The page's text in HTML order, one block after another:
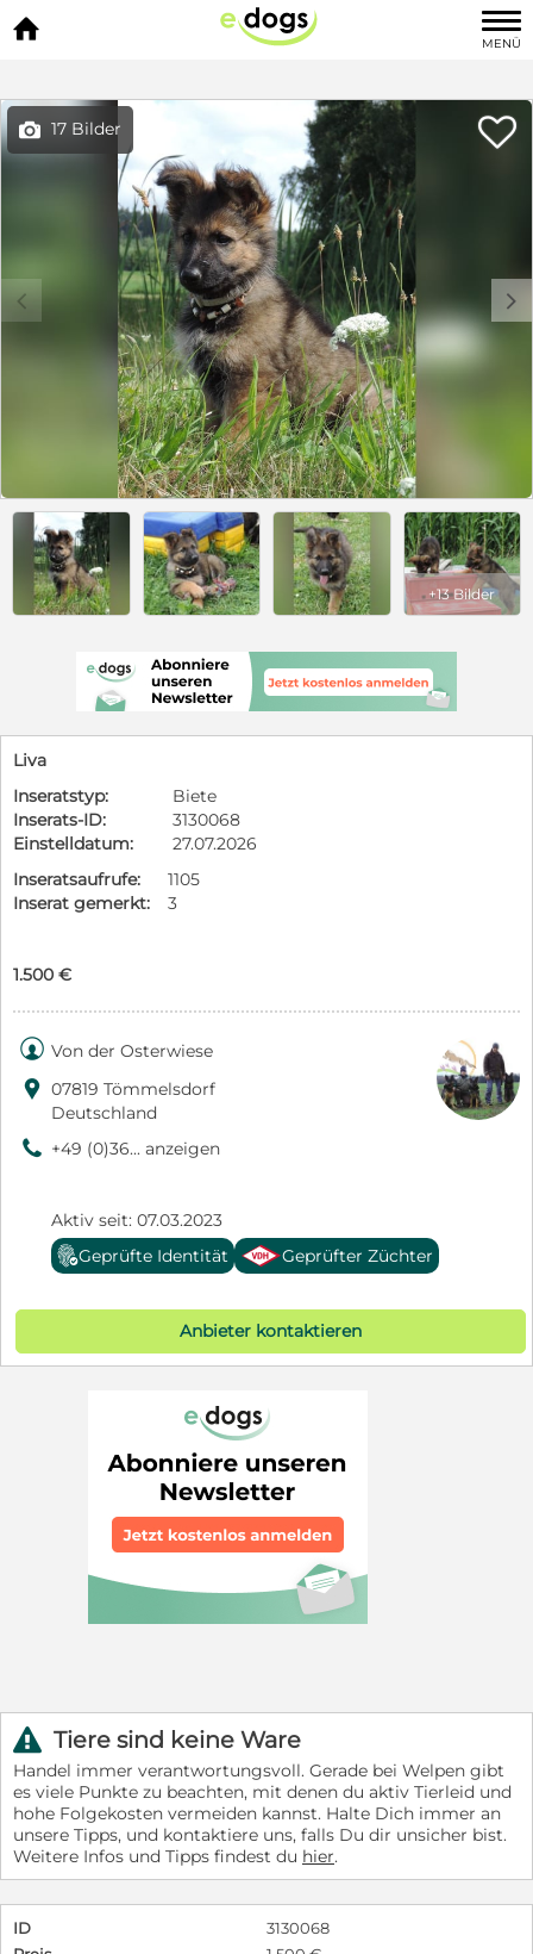

MENÜ
 17 Bilder 
c d
+13 Bilder
Liva
Inseratstyp:
Biete
Inserats-ID:
3130068
Einstelldatum:
27.07.2026
Inseratsaufrufe:
1105
Inserat gemerkt:
3
1.500 €
 Von der Osterwiese
 07819 Tömmelsdorf
Deutschland
9 +49 (0)36... anzeigen
Aktiv seit: 07.03.2023
Geprüfte Identität
Geprüfter Züchter
Anbieter kontaktieren
r Tiere sind keine Ware
Handel immer verantwortungsvoll. Gerade bei Welpen gibt
es viele Punkte zu beachten, mit denen du aktiv Tierleid und
hohe Folgekosten vermeiden kannst. Halte Dich immer an
unsere Tipps, und kontaktiere uns, falls Du dir unsicher bist.
Weitere Infos und Tipps findest du hier.
ID
3130068